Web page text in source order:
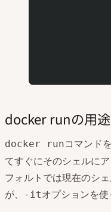
docker runの用
docker runコマンド
てすぐにそのシェルに
フォルトでは現在のシ
が、
-itオプションを使